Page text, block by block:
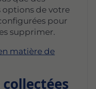
options de votre
pour
supprimer.
matière de